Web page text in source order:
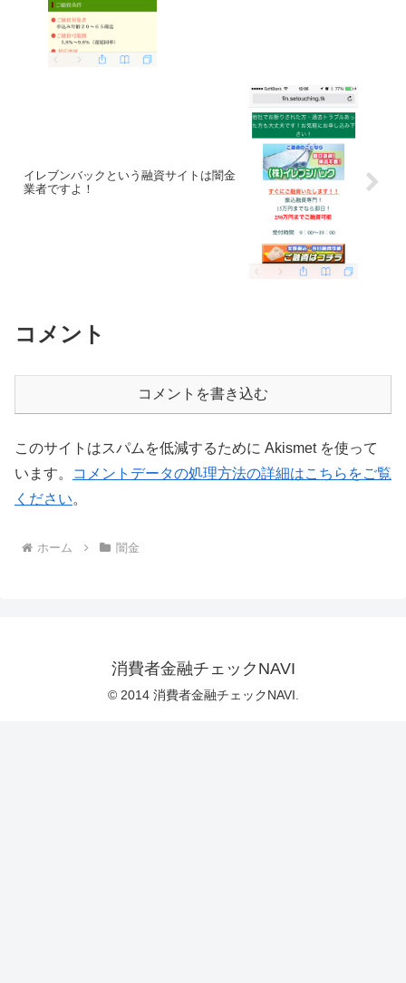
イレブンバックという融資サイトは闇金
業者ですよ！
コメント
コメントを書き込む
このサイトはスパムを低減するために Akismet を使って
います。
コメントデータの処理方法の詳細はこちらをご覧
ください。
ホーム 闇金
消費者金融チェックNAVI
© 2014 消費者金融チェックNAVI.